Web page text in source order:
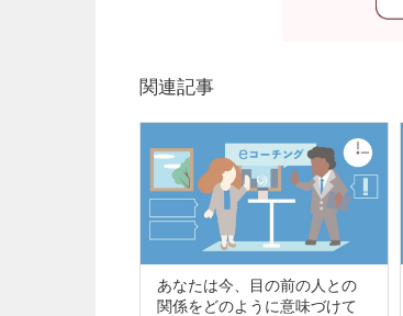
関連記事
あなたは今、目の前の人との
関係をどのように意味づけて